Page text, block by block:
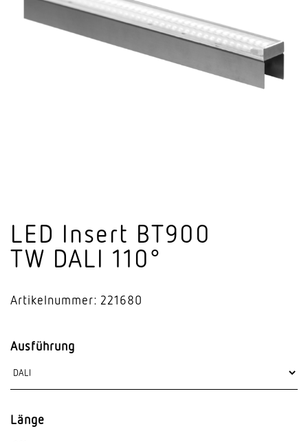
LED Insert BT900
TW DALI 110°
Artikelnummer: 221680
Ausführung
Länge